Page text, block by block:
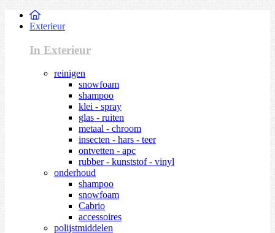
Exterieur
In Exterieur
reinigen
snowfoam
shampoo
klei - spray
glas - ruiten
metaal - chroom
insecten - hars - teer
ontvetten - apc
rubber - kunststof - vinyl
onderhoud
shampoo
snowfoam
Cabrio
accessoires
polijstmiddelen